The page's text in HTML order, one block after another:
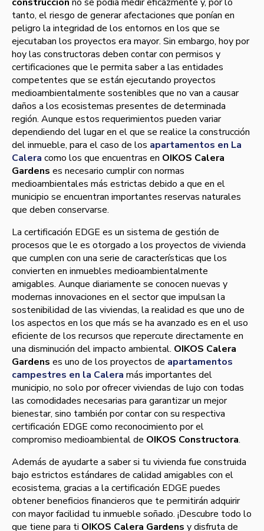
tanto, el riesgo de generar afectaciones que ponían en
peligro la integridad de los entornos en los que se
ejecutaban los proyectos era mayor. Sin embargo, hoy por
hoy las constructoras deben contar con permisos y
certificaciones que le permita saber a las entidades
competentes que se están ejecutando proyectos
medioambientalmente sostenibles que no van a causar
daños a los ecosistemas presentes de determinada
región. Aunque estos requerimientos pueden variar
dependiendo del lugar en el que se realice la construcción
del inmueble, para el caso de los apartamentos en La
Calera como los que encuentras en OIKOS Calera
Gardens es necesario cumplir con normas
medioambientales más estrictas debido a que en el
municipio se encuentran importantes reservas naturales
que deben conservarse.
La certificación EDGE es un sistema de gestión de
procesos que le es otorgado a los proyectos de vivienda
que cumplen con una serie de características que los
convierten en inmuebles medioambientalmente
amigables. Aunque diariamente se conocen nuevas y
modernas innovaciones en el sector que impulsan la
sostenibilidad de las viviendas, la realidad es que uno de
los aspectos en los que más se ha avanzado es en el uso
eficiente de los recursos que repercute directamente en
una disminución del impacto ambiental. OIKOS Calera
Gardens es uno de los proyectos de apartamentos
campestres en la Calera más importantes del
municipio, no solo por ofrecer viviendas de lujo con todas
las comodidades necesarias para garantizar un mejor
bienestar, sino también por contar con su respectiva
certificación EDGE como reconocimiento por el
compromiso medioambiental de OIKOS Constructora.
Además de ayudarte a saber si tu vivienda fue construida
bajo estrictos estándares de calidad amigables con el
ecosistema, gracias a la certificación EDGE puedes
obtener beneficios financieros que te permitirán adquirir
con mayor facilidad tu inmueble soñado. ¡Descubre todo lo
que tiene para ti OIKOS Calera Gardens y disfruta de